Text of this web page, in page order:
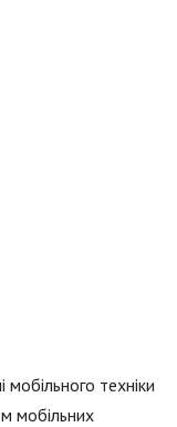
техніки
мобільних